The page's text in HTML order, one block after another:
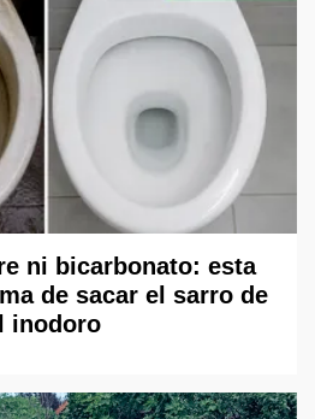
ni bicarbonato: esta
de sacar el sarro de
inodoro